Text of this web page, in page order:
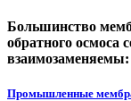
Большинство
обратного
взаимозаменяемы:
Промышленные